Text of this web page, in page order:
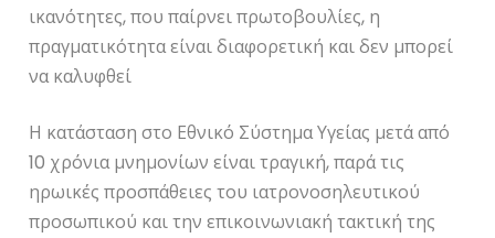
ικανότητες, που παίρνει πρωτοβουλίες, η
πραγματικότητα είναι διαφορετική και δεν μπορεί
να καλυφθεί
Η κατάσταση στο Εθνικό Σύστημα Υγείας μετά από
10 χρόνια μνημονίων είναι τραγική, παρά τις
ηρωικές προσπάθειες του ιατρονοσηλευτικού
προσωπικού και την επικοινωνιακή τακτική της